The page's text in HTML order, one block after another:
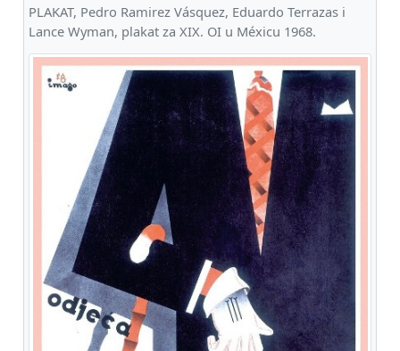
PLAKAT, Pedro Ramirez Vásquez, Eduardo Terrazas i
Lance Wyman, plakat za XIX. OI u Méxicu 1968.